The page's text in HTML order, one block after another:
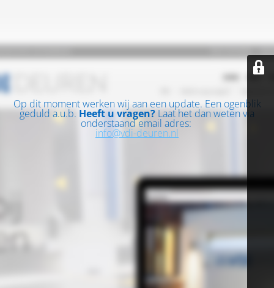
Op dit moment werken wij aan een update. Een ogenblik
geduld a.u.b. Heeft u vragen? Laat het dan weten via
onderstaand email adres:
info@vdi-deuren.nl